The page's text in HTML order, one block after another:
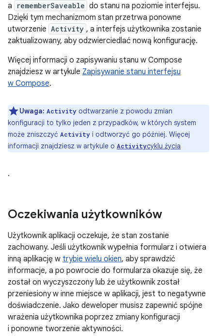
a
rememberSaveable do stanu na poziomie interfejsu.
Dzięki tym mechanizmom stan przetrwa ponowne
utworzenie Activity , a interfejs użytkownika zostanie
zaktualizowany, aby odzwierciedlać nową konfigurację.
Więcej informacji o zapisywaniu stanu w Compose
znajdziesz w artykule Zapisywanie stanu interfejsu
w Compose.
Uwaga: Activity odtwarzanie z powodu zmian
konfiguracji to tylko jeden z przypadków, w których system
może zniszczyć Activity i odtworzyć go później. Więcej
informacji znajdziesz w artykule o Activitycyklu życia
.
Oczekiwania użytkowników
Użytkownik aplikacji oczekuje, że stan zostanie
zachowany. Jeśli użytkownik wypełnia formularz i otwiera
inną aplikację w trybie wielu okien, aby sprawdzić
informacje, a po powrocie do formularza okazuje się, że
został on wyczyszczony lub że użytkownik został
przeniesiony w inne miejsce w aplikacji, jest to negatywne
doświadczenie. Jako deweloper musisz zapewnić spójne
wrażenia użytkownika poprzez zmiany konfiguracji
i ponowne tworzenie aktywności.